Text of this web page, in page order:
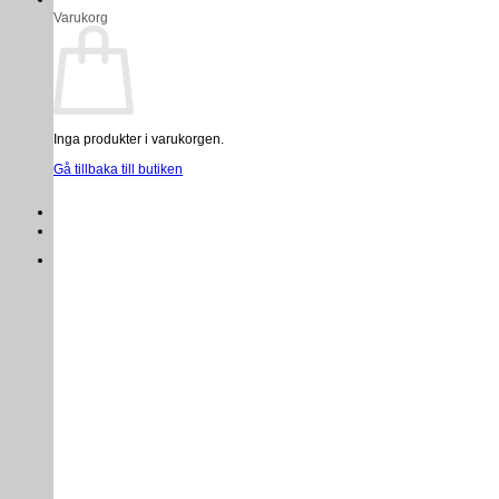
Varukorg
Inga produkter i varukorgen.
Gå tillbaka till butiken